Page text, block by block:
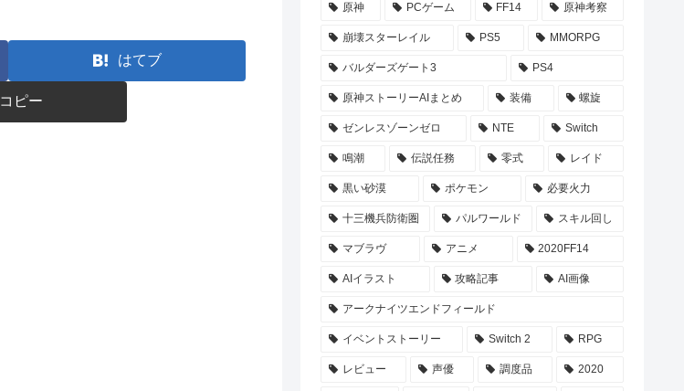
はてブ
コピー
原神 PCゲーム FF14 原神考察
崩壊スターレイル PS5 MMORPG
バルダーズゲート3 PS4
原神ストーリーAIまとめ 装備 螺旋
ゼンレスゾーンゼロ NTE Switch
鳴潮 伝説任務 零式 レイド
黒い砂漠 ポケモン 必要火力
十三機兵防衛圏 パルワールド スキル回し
マブラヴ アニメ 2020FF14
AIイラスト 攻略記事 AI画像
アークナイツエンドフィールド
イベントストーリー Switch 2 RPG
レビュー 声優 調度品 2020